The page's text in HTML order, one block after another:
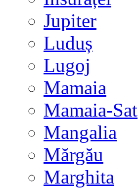
Jupiter
Luduș
Lugoj
Mamaia
Mamaia-Sat
Mangalia
Mărgău
Marghita